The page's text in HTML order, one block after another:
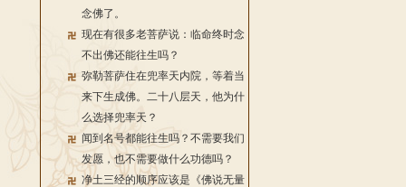
念佛了。
现在有很多老菩萨说：临命终时念
不出佛还能往生吗？
弥勒菩萨住在兜率天内院，等着当
来下生成佛。二十八层天，他为什
么选择兜率天？
闻到名号都能往生吗？不需要我们
发愿，也不需要做什么功德吗？
净土三经的顺序应该是《佛说无量